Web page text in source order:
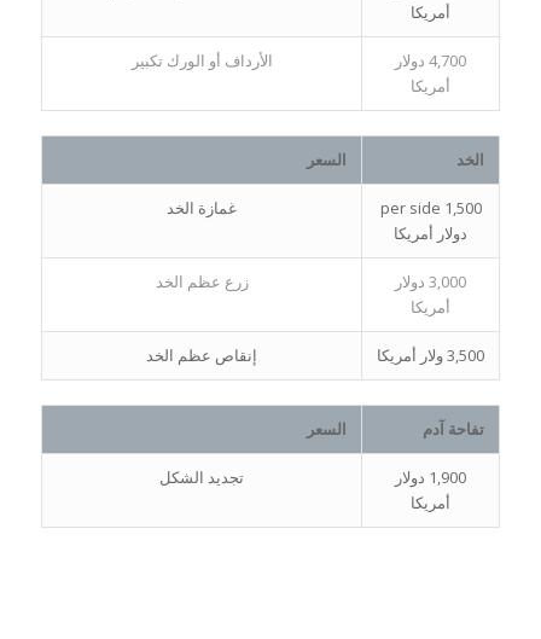
أمريكا
4,700 دولار
أمريكا
الأرداف أو الورك تكبير
الخد السعر
per side 1,500
دولار أمريكا
غمازة الخد
3,000 دولار
أمريكا
زرع عظم الخد
3,500 ولار أمريكا إنقاص عظم الخد
تفاحة آدم السعر
1,900 دولار
أمريكا
تجديد الشكل